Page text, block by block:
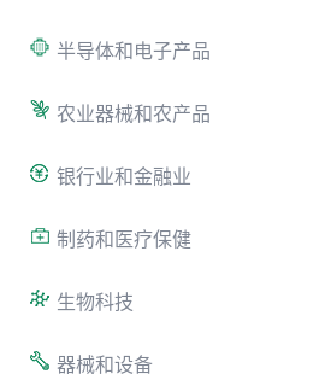
半导体和电子产品
农业器械和农产品
银行业和金融业
制药和医疗保健
生物科技
器械和设备